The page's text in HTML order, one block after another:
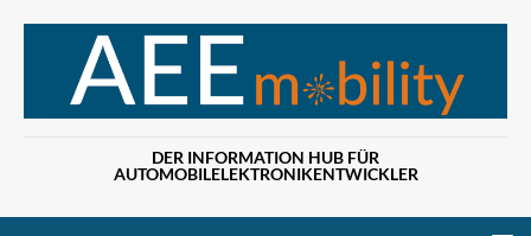
DER INFORMATION HUB FÜR
AUTOMOBILELEKTRONIKENTWICKLER